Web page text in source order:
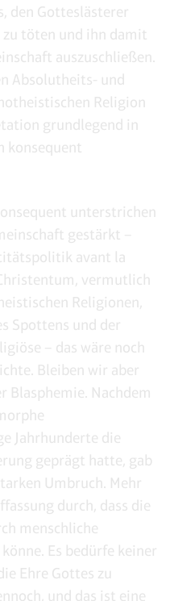
den Gotteslästerer
töten und ihn damit
auszuschließen.
Absolutheits- und
Religion
grundlegend in
konsequent
unterstrichen
gestärkt –
avant la
vermutlich
Religionen,
Spottens und der
– das wäre noch
Bleiben wir aber
Blasphemie. Nachdem
Jahrhunderte die
geprägt hatte, gab
Umbruch. Mehr
durch, dass die
menschliche
Es bedürfe keiner
Ehre Gottes zu
und das ist eine